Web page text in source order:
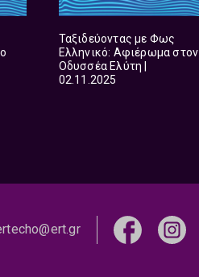
Ταξιδεύοντας με Φως
Ελληνικό: Αφιέρωμα στον
Οδυσσέα Ελύτη |
02.11.2025